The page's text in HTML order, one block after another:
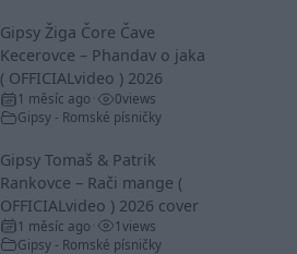
Gipsy Žiga Čore Čave
Kecerovce – Phandav o jaka
( OFFICIALvideo ) 2026
1 měsíc ago 0views
Gipsy - Romské písničky
Gipsy Tomaš & Patrik
Rankovce – Rači mange (
OFFICIALvideo ) 2026 cover
1 měsíc ago 1views
Gipsy - Romské písničky